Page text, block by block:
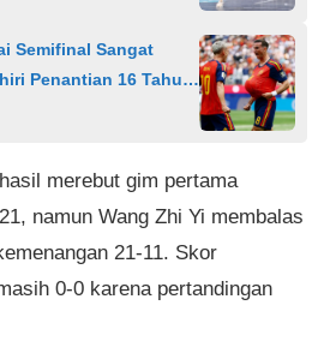
Semifinal Sangat
Penantian 16 Tahun
merebut gim pertama
namun Wang Zhi Yi membalas
21-11. Skor
0-0 karena pertandingan